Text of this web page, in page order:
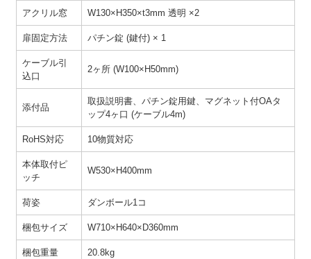
アクリル窓 W130×H350×t3mm 透明 ×2
扉固定方法 パチン錠 (鍵付) × 1
ケーブル引
込口
2ヶ所 (W100×H50mm)
添付品
取扱説明書、パチン錠用鍵、マグネット付OAタ
ップ4ヶ口 (ケーブル4m)
RoHS対応 10物質対応
本体取付ピ
ッチ
W530×H400mm
荷姿 ダンボール1コ
梱包サイズ W710×H640×D360mm
梱包重量 20.8kg